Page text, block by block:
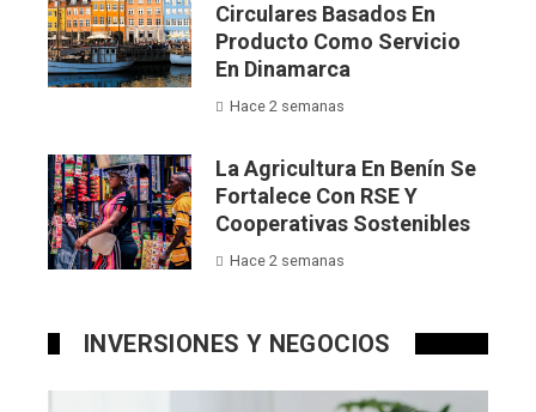
Circulares Basados En
Producto Como Servicio
En Dinamarca
Hace 2 semanas
La Agricultura En Benín Se
Fortalece Con RSE Y
Cooperativas Sostenibles
Hace 2 semanas
INVERSIONES Y NEGOCIOS